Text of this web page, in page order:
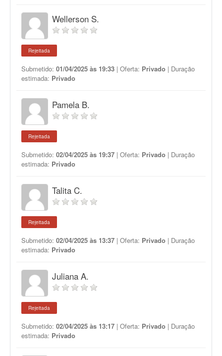
Wellerson S.
Rejeitada
Submetido: 01/04/2025 às 19:33 | Oferta: Privado | Duração
estimada: Privado
Pamela B.
Rejeitada
Submetido: 02/04/2025 às 19:37 | Oferta: Privado | Duração
estimada: Privado
Talita C.
Rejeitada
Submetido: 02/04/2025 às 13:37 | Oferta: Privado | Duração
estimada: Privado
Juliana A.
Rejeitada
Submetido: 02/04/2025 às 13:17 | Oferta: Privado | Duração
estimada: Privado